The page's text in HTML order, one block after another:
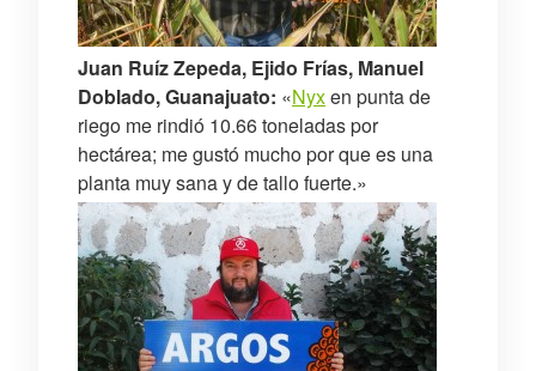
Juan Ruíz Zepeda, Ejido Frías, Manuel
Doblado, Guanajuato: «Nyxen punta de
riego me rindió 10.66 toneladas por
hectárea; me gustó mucho por que es una
planta muy sana y de tallo fuerte.»